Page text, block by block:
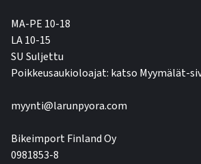
MA-PE 10-18
LA 10-15
SU Suljettu
Poikkeusaukioloajat: katso Myymälät-
myynti@larunpyora.com
Bikeimport Finland Oy
0981853-8